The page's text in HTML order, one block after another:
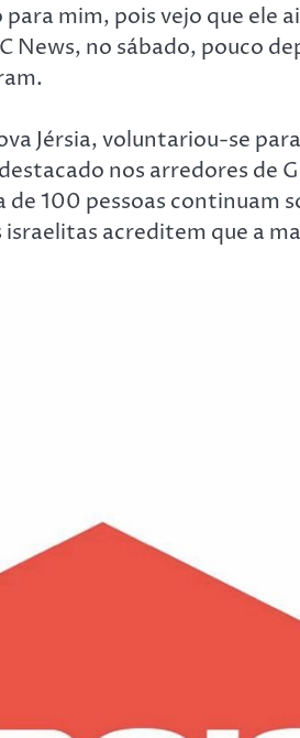
mim, pois vejo que ele
News, no sábado, pouco
Jérsia, voluntariou-se
nos arredores de
100 pessoas continuam
acreditem que a